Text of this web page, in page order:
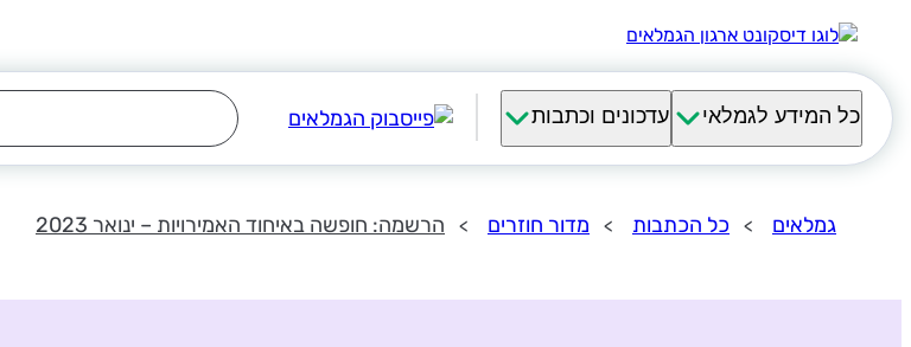
כל המידע לגמלאי עדכונים וכתבות
גמלאים כל הכתבות מדור חוזרים הרשמה: חופשה באיחוד האמירויות – ינואר 2023